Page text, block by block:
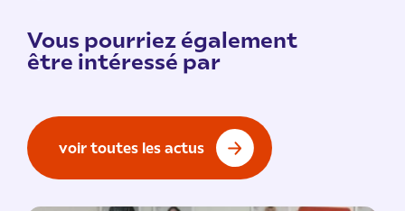
Vous pourriez également
être intéressé par
voir toutes les actus